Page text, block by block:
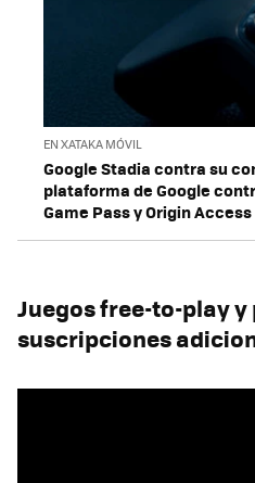
EN XATAKA MÓVIL
Google Stadia contra su
plataforma de Google
Game Pass y Origin Access
Juegos free-to-play
suscripciones